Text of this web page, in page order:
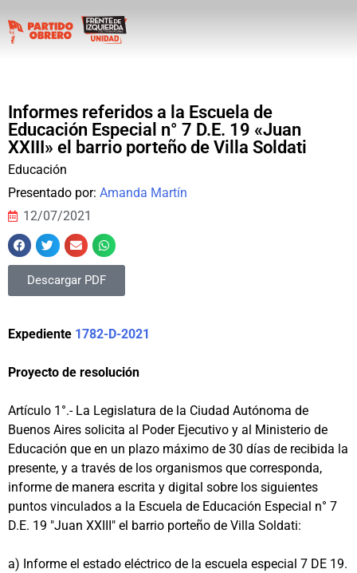
Informes referidos a la Escuela de
Educación Especial n° 7 D.E. 19 «Juan
XXIII» el barrio porteño de Villa Soldati
Educación
Presentado por: Amanda Martín
12/07/2021
Descargar PDF
Expediente 1782-D-2021
Proyecto de resolución
Artículo 1°.- La Legislatura de la Ciudad Autónoma de
Buenos Aires solicita al Poder Ejecutivo y al Ministerio de
Educación que en un plazo máximo de 30 días de recibida la
presente, y a través de los organismos que corresponda,
informe de manera escrita y digital sobre los siguientes
puntos vinculados a la Escuela de Educación Especial n° 7
D.E. 19 "Juan XXIII" el barrio porteño de Villa Soldati:
a) Informe el estado eléctrico de la escuela especial 7 DE 19.